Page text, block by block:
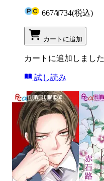
667/¥734(税込)
カートに追加
カートに追加しました
試し読み